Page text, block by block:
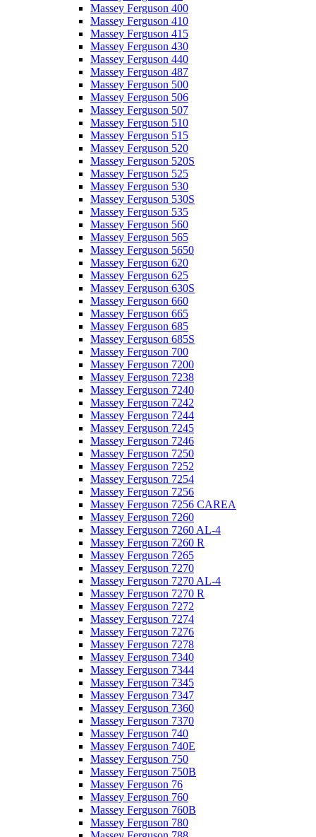
Massey Ferguson 400
Massey Ferguson 410
Massey Ferguson 415
Massey Ferguson 430
Massey Ferguson 440
Massey Ferguson 487
Massey Ferguson 500
Massey Ferguson 506
Massey Ferguson 507
Massey Ferguson 510
Massey Ferguson 515
Massey Ferguson 520
Massey Ferguson 520S
Massey Ferguson 525
Massey Ferguson 530
Massey Ferguson 530S
Massey Ferguson 535
Massey Ferguson 560
Massey Ferguson 565
Massey Ferguson 5650
Massey Ferguson 620
Massey Ferguson 625
Massey Ferguson 630S
Massey Ferguson 660
Massey Ferguson 665
Massey Ferguson 685
Massey Ferguson 685S
Massey Ferguson 700
Massey Ferguson 7200
Massey Ferguson 7238
Massey Ferguson 7240
Massey Ferguson 7242
Massey Ferguson 7244
Massey Ferguson 7245
Massey Ferguson 7246
Massey Ferguson 7250
Massey Ferguson 7252
Massey Ferguson 7254
Massey Ferguson 7256
Massey Ferguson 7256 CAREA
Massey Ferguson 7260
Massey Ferguson 7260 AL-4
Massey Ferguson 7260 R
Massey Ferguson 7265
Massey Ferguson 7270
Massey Ferguson 7270 AL-4
Massey Ferguson 7270 R
Massey Ferguson 7272
Massey Ferguson 7274
Massey Ferguson 7276
Massey Ferguson 7278
Massey Ferguson 7340
Massey Ferguson 7344
Massey Ferguson 7345
Massey Ferguson 7347
Massey Ferguson 7360
Massey Ferguson 7370
Massey Ferguson 740
Massey Ferguson 740E
Massey Ferguson 750
Massey Ferguson 750B
Massey Ferguson 76
Massey Ferguson 760
Massey Ferguson 760B
Massey Ferguson 780